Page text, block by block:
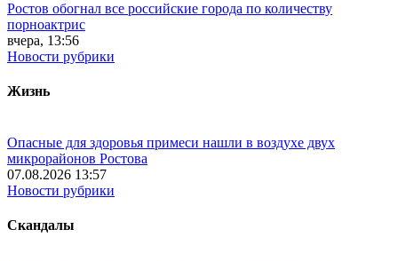
Ростов обогнал все российские города по количеству
порноактрис
вчера, 13:56
Новости рубрики
Жизнь
Опасные для здоровья примеси нашли в воздухе двух
микрорайонов Ростова
07.08.2026 13:57
Новости рубрики
Скандалы